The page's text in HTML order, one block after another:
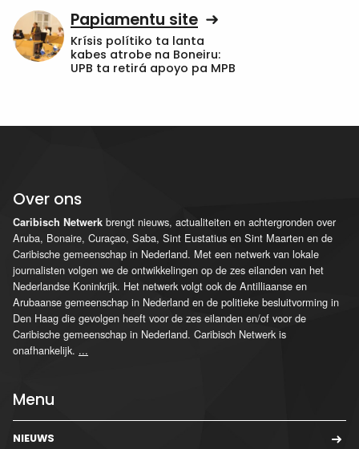
Papiamentu site
Krísis polítiko ta lanta
kabes atrobe na Boneiru:
UPB ta retirá apoyo pa MPB
Over ons
Caribisch Netwerk brengt nieuws, actualiteiten en achtergronden over
Aruba, Bonaire, Curaçao, Saba, Sint Eustatius en Sint Maarten en de
Caribische gemeenschap in Nederland. Met een netwerk van lokale
journalisten volgen we de ontwikkelingen op de zes eilanden van het
Nederlandse Koninkrijk. Het netwerk volgt ook de Antilliaanse en
Arubaanse gemeenschap in Nederland en de politieke besluitvorming in
Den Haag die gevolgen heeft voor de zes eilanden en/of voor de
Caribische gemeenschap in Nederland. Caribisch Netwerk is
onafhankelijk. ...
Menu
NIEUWS